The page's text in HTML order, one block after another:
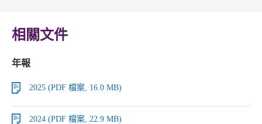
相關文件
年報
2025 (PDF 檔案, 16.0 MB)
2024 (PDF 檔案, 22.9 MB)